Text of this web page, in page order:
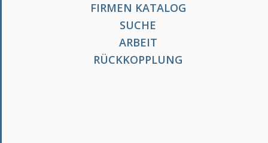
FIRMEN KATALOG
SUCHE
ARBEIT
RÜCKKOPPLUNG